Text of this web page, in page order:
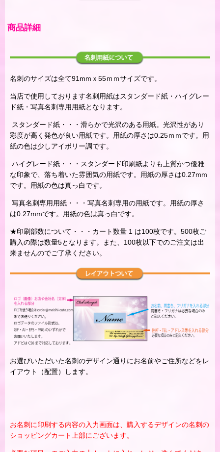
商品詳細
名刺のサイズは全て91mmｘ55ｍｍサイズです。
当店で使用しております名刺用紙はスタンダード紙・ハイグレー
ド紙・写真名刺専用用紙となります。
スタンダード紙・・・滑らかで光沢のある用紙。光沢性があり
彩度が高く発色が良い用紙です。用紙の厚さは0.25ｍｍです。用
紙の色は少しアイボリー調です。
ハイグレード紙・・・スタンダード印刷紙よりも上質かつ優雅
な印象で、落ち着いた雰囲気の用紙です。用紙の厚さは0.27mm
です。用紙の色は真っ白です。
写真名刺専用用紙・・・写真名刺専用の用紙です。用紙の厚さ
は0.27mmです。用紙の色は真っ白です。
★印刷部数について・・・カート数量 1 は100枚です。500枚ご
購入の際は数量5となります。また、100枚以下でのご注文は出
来ませんのでご了承ください。
お選びいただいた名刺のデザイン通りにお名前やご住所などをレ
イアウト（配置）します。
お名刺に印刷する内容の入力画面は、購入するデザインの名刺の
ショッピングカート上部にございます。